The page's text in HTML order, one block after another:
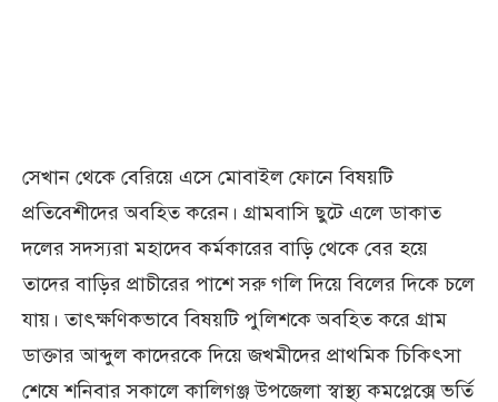
সেখান থেকে বেরিয়ে এসে মোবাইল ফোনে বিষয়টি
প্রতিবেশীদের অবহিত করেন। গ্রামবাসি ছুটে এলে ডাকাত
দলের সদস্যরা মহাদেব কর্মকারের বাড়ি থেকে বের হয়ে
তাদের বাড়ির প্রাচীরের পাশে সরু গলি দিয়ে বিলের দিকে চলে
যায়। তাৎক্ষণিকভাবে বিষয়টি পুলিশকে অবহিত করে গ্রাম
ডাক্তার আব্দুল কাদেরকে দিয়ে জখমীদের প্রাথমিক চিকিৎসা
শেষে শনিবার সকালে কালিগঞ্জ উপজেলা স্বাস্থ্য কমপ্লেক্সে ভর্তি